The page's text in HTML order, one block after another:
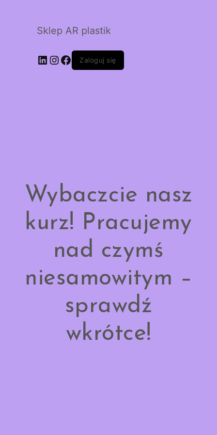
Sklep AR plastik
LinkedIn
Instagram
Facebook
Zaloguj się
Wybaczcie nasz
kurz! Pracujemy
nad czymś
niesamowitym –
sprawdź
wkrótce!